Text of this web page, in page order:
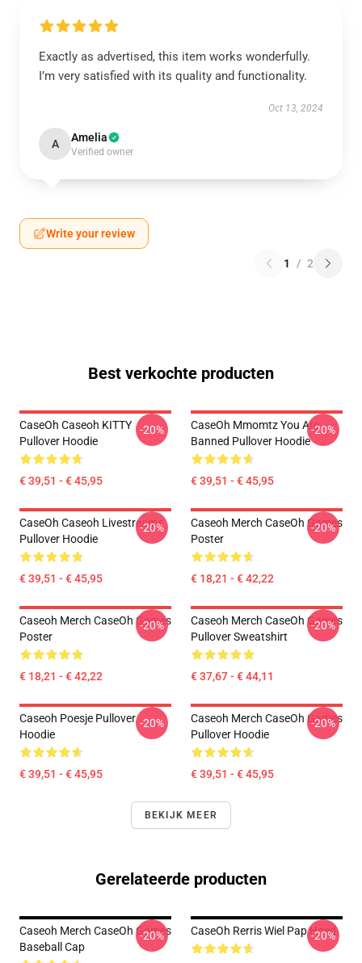
Exactly as advertised, this item works wonderfully.
I’m very satisfied with its quality and functionality.
Oct 13, 2024
A Amelia
Verified owner
Write your review
1 / 2
Best verkochte producten
CaseOh Caseoh KITTY
Pullover Hoodie
€ 39,51 - € 45,95
-20%
CaseOh Mmomtz You Are
Banned Pullover Hoodie
€ 39,51 - € 45,95
-20%
CaseOh Caseoh Livestreams
Pullover Hoodie
€ 39,51 - € 45,95
-20%
Caseoh Merch CaseOh Games
Poster
€ 18,21 - € 42,22
-20%
Caseoh Merch CaseOh Games
Poster
€ 18,21 - € 42,22
-20%
Caseoh Merch CaseOh Games
Pullover Sweatshirt
€ 37,67 - € 44,11
-20%
Caseoh Poesje Pullover
Hoodie
€ 39,51 - € 45,95
-20%
Caseoh Merch CaseOh Games
Pullover Hoodie
€ 39,51 - € 45,95
-20%
BEKIJK MEER
Gerelateerde producten
Caseoh Merch CaseOh Games
Baseball Cap
-20% CaseOh Rerris Wiel Pap Hoed
-20%